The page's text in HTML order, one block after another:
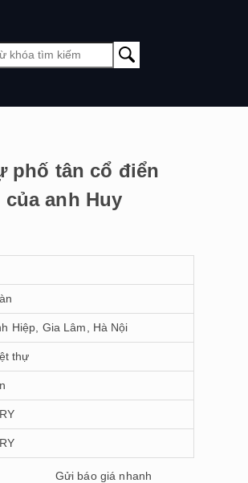
phố tân cổ điển
của anh Huy
Hiệp, Gia Lâm, Hà Nội
thự
Gửi báo giá nhanh